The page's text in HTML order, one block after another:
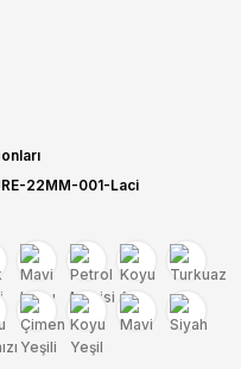
22MM-001-Laci